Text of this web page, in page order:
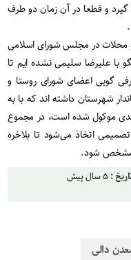
و قطعا در آن زمان دو طرف
و محلات در مجلس شورای اسلامی
با علیرضا سلیمی نشده ایم تا
گویی اعضای شورای روستا و
با فرماندار شهرستان داشته اند که با به
موکول شده است، در مجموع
اتخاذ می‌شود تا بلاخره
مشخص شود.
: ۵ سال پیش
دالی